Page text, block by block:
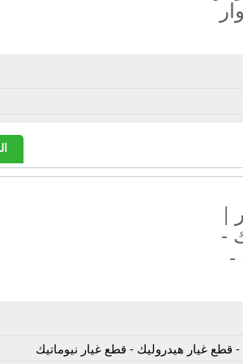
|
-
-
- قطع غيار هيدروليك - قطع غيار نيوماتيك